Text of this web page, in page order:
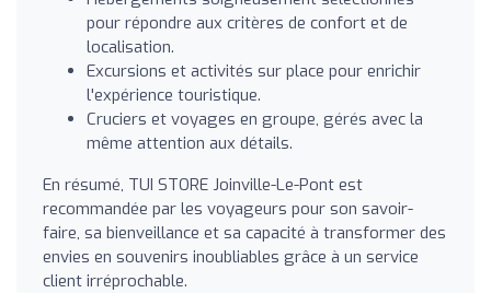
pour répondre aux critères de confort et de
localisation.
Excursions et activités sur place pour enrichir
l'expérience touristique.
Cruciers et voyages en groupe, gérés avec la
même attention aux détails.
En résumé, TUI STORE Joinville-Le-Pont est
recommandée par les voyageurs pour son savoir-
faire, sa bienveillance et sa capacité à transformer des
envies en souvenirs inoubliables grâce à un service
client irréprochable.